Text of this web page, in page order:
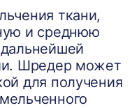
ткани,
и среднюю
Шредер может
для получения